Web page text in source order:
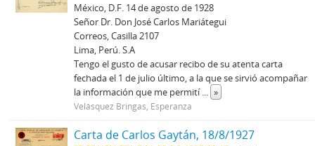
México, D.F. 14 de agosto de 1928
Señor Dr. Don José Carlos Mariátegui
Correos, Casilla 2107
Lima, Perú. S.A
Tengo el gusto de acusar recibo de su atenta carta
fechada el 1 de julio último, a la que se sirvió acompañar
la información que me permití... »
Velásquez Bringas, Esperanza
Carta de Carlos Gaytán, 18/8/1927